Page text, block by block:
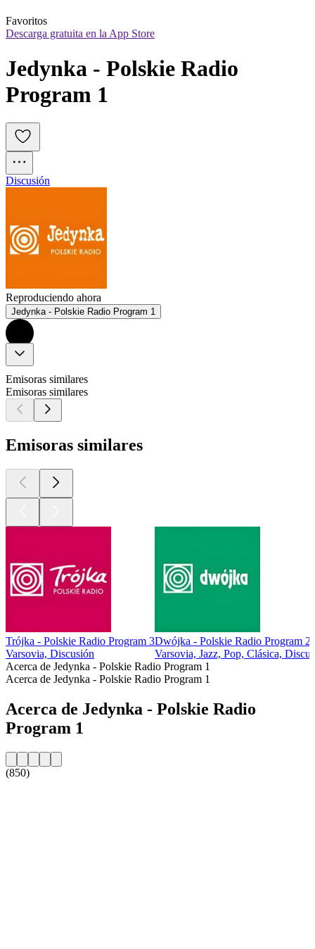
Favoritos
Descarga gratuita en la App Store
Jedynka - Polskie Radio
Program 1
Discusión
Reproduciendo ahora
Jedynka - Polskie Radio Program 1
Emisoras similares
Emisoras similares
Emisoras similares
Trójka - Polskie Radio Program 3
Varsovia, Discusión
Dwójka - Polskie Radio Program 2
Varsovia, Jazz, Pop, Clásica,
Acerca de Jedynka - Polskie Radio Program 1
Acerca de Jedynka - Polskie Radio Program 1
Acerca de Jedynka - Polskie Radio
Program 1
(850)